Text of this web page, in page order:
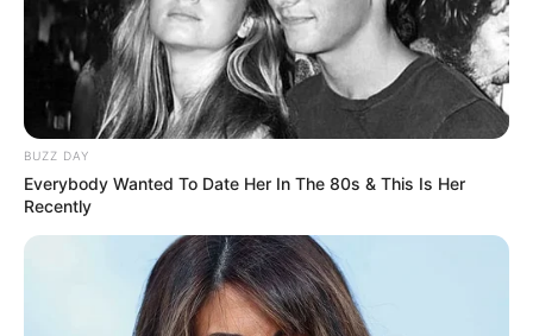
Nowy serial „Chad Powers” na
30 września
BUZZ DAY
Everybody Wanted To Date Her In The 80s & This Is Her
Recently